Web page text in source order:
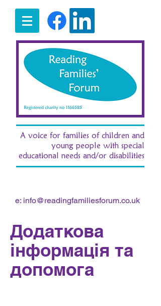
A voice for families of children and
young people with special
educational needs and/or disabilities
e: info@readingfamiliesforum.co.uk
Додаткова
інформація та
допомога